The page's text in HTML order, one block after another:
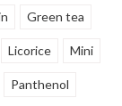
Green tea
Licorice Mini
Panthenol